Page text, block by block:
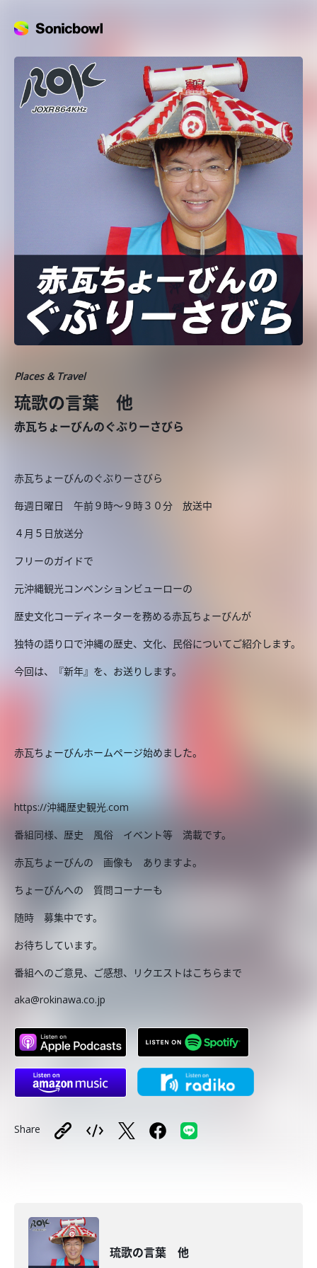
Places & Travel
琉歌の言葉 他
赤瓦ちょーびんのぐぶりーさびら
赤瓦ちょーびんのぐぶりーさびら
毎週日曜日 午前９時～９時３０分 放送中
４月５日放送分
フリーのガイドで
元沖縄観光コンベンションビューローの
歴史文化コーディネーターを務める赤瓦ちょーびんが
独特の語り口で沖縄の歴史、文化、民俗についてご紹介します。
今回は、『新年』を、お送りします。
赤瓦ちょーびんホームページ始めました。
https://沖縄歴史観光.com
番組同様、歴史 風俗 イベント等 満載です。
赤瓦ちょーびんの 画像も ありますよ。
ちょーびんへの 質問コーナーも
随時 募集中です。
お待ちしています。
番組へのご意見、ご感想、リクエストはこちらまで
aka@rokinawa.co.jp
Share
琉歌の言葉 他